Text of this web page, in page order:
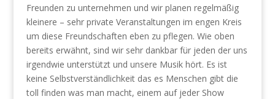
Freunden zu unternehmen und wir planen regelmäßig
kleinere – sehr private Veranstaltungen im engen Kreis
um diese Freundschaften eben zu pflegen. Wie oben
bereits erwähnt, sind wir sehr dankbar für jeden der uns
irgendwie unterstützt und unsere Musik hört. Es ist
keine Selbstverständlichkeit das es Menschen gibt die
toll finden was man macht, einem auf jeder Show